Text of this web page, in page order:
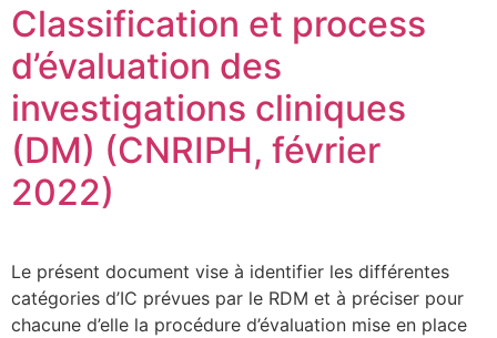
Classification et process
d’évaluation des
investigations cliniques
(DM) (CNRIPH, février
2022)
Le présent document vise à identifier les différentes
catégories d’IC prévues par le RDM et à préciser pour
chacune d’elle la procédure d’évaluation mise en place